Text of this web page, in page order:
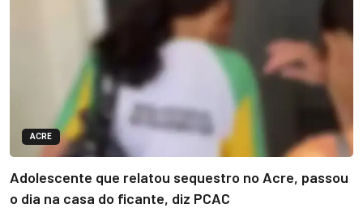
ACRE
Adolescente que relatou sequestro no Acre, passou
o dia na casa do ficante, diz PCAC